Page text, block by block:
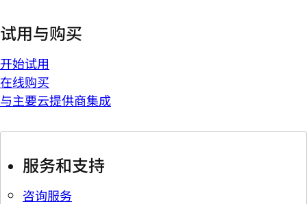
试用与购买
开始试用
在线购买
与主要云提供商集成
服务和支持
咨询服务